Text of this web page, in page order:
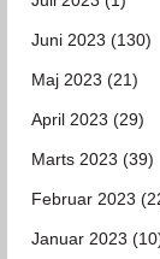
Juni 2023 (130)
Maj 2023 (21)
April 2023 (29)
Marts 2023 (39)
Februar 2023
Januar 2023